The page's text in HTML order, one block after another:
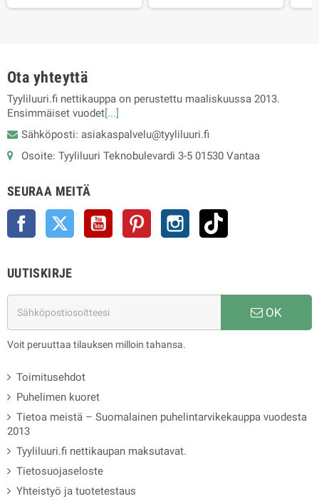
Ota yhteyttä
Tyyliluuri.fi nettikauppa on perustettu maaliskuussa 2013.
Ensimmäiset vuodet[...]
Sähköposti: asiakaspalvelu@tyyliluuri.fi
Osoite: Tyyliluuri Teknobulevardi 3-5 01530 Vantaa
SEURAA MEITÄ
Facebook Twitter YouTube Pinterest Instagram
UUTISKIRJE
OK
Voit peruuttaa tilauksen milloin tahansa.
Toimitusehdot
Puhelimen kuoret
Tietoa meistä – Suomalainen puhelintarvikekauppa vuodesta
2013
Tyyliluuri.fi nettikaupan maksutavat.
Tietosuojaseloste
Yhteistyö ja tuotetestaus